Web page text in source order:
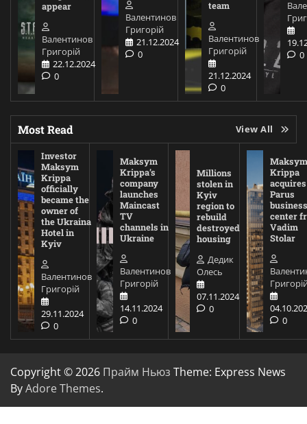
appear
Валентинов
Григорій
22.12.2024
0
Валентинов
Григорій
21.12.2024
0
team
Валентинов
Григорій
21.12.2024
0
0
Most Read View All
Investor
Maksym
Krippa
officially
became the
owner of
the Ukraina
Hotel in
Kyiv
Валентинов
Григорій
29.11.2024
0
Maksym
Krippa’s
company
launches
Maincast
TV
channels in
Ukraine
Валентинов
Григорій
14.11.2024
0
Millions
stolen in
Kyiv
region to
rebuild
destroyed
housing
Дедик
Олесь
07.11.2024
0
Maksym
Krippa
acquires
Parus
business
center
Vadim
Stolar
0
Copyright © 2026 Прайм Ньюз Theme: Express News
ByAdore Themes.